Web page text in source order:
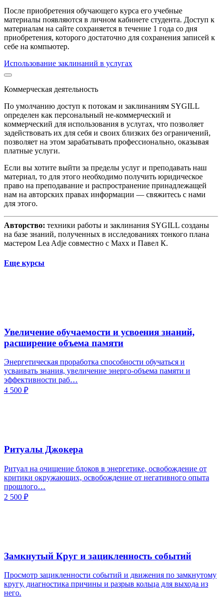
После приобретения обучающего курса его учебные
материалы появляются в личном кабинете студента. Доступ к
материалам на сайте сохраняется в течение 1 года со дня
приобретения, которого достаточно для сохранения записей к
себе на компьютер.
Использование заклинаний в услугах
Коммерческая деятельность
По умолчанию доступ к потокам и заклинаниям SYGILL
определен как персональный не-коммерческий и
коммерческий для использования в услугах, что позволяет
задействовать их для себя и своих близких без ограничений,
позволяет на этом зарабатывать профессионально, оказывая
платные услуги.
Если вы хотите выйти за пределы услуг и преподавать наш
материал, то для этого необходимо получить юридическое
право на преподавание и распространение принадлежащей
нам на авторских правах информации — свяжитесь с нами
для этого.
Авторство: техники работы и заклинания SYGILL созданы
на базе знаний, полученных в исследованиях тонкого плана
мастером Lea Adje совместно с Maxx и Павел К.
Еще курсы
Увеличение обучаемости и усвоения знаний,
расширение объема памяти
Энергетическая проработка способности обучаться и
усваивать знания, увеличение энерго-объема памяти и
эффективности раб…
4 500 ₽
Ритуалы Джокера
Ритуал на очищение блоков в энергетике, освобождение от
критики окружающих, освобождение от негативного опыта
прошлого…
2 500 ₽
Замкнутый Круг и зацикленность событий
Просмотр зацикленности событий и движения по замкнутому
кругу, диагностика причины и разрыв кольца для выхода из
него.